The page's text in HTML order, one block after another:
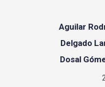
Aguilar
Delgado
Dosal